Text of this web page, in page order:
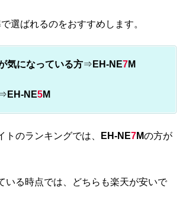
選ばれるのをおすすめします。
気になっている方⇒ EH-NE7M
EH-NE5M
トのランキングでは、 EH-NE7Mの方が
いる時点では、どちらも楽天が安いで